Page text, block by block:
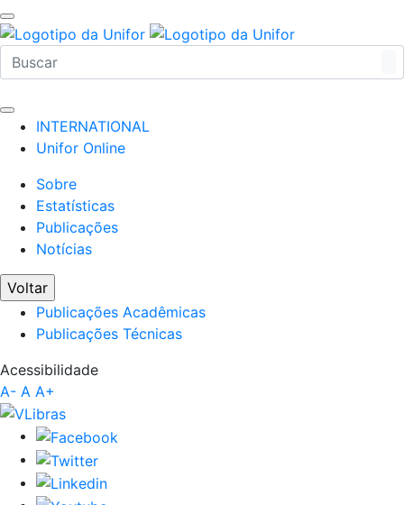
INTERNATIONAL
Unifor Online
Sobre
Estatísticas
Publicações
Notícias
Voltar
Publicações Acadêmicas
Publicações Técnicas
Acessibilidade
A- A A+